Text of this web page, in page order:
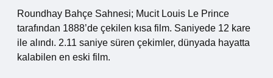
Roundhay Bahçe Sahnesi; Mucit Louis Le Prince
tarafından 1888’de çekilen kısa film. Saniyede 12 kare
ile alındı. 2.11 saniye süren çekimler, dünyada hayatta
kalabilen en eski film.